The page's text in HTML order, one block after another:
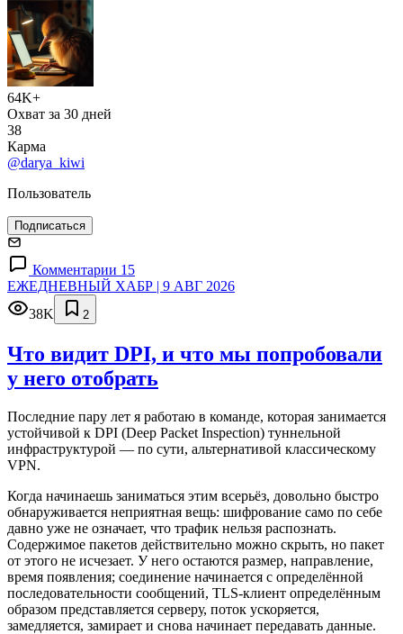
64K+
Охват за 30 дней
38
Карма
@darya_kiwi
Пользователь
Подписаться
Комментарии 15
ЕЖЕДНЕВНЫЙ ХАБР | 9 АВГ 2026
38K
2
Что видит DPI, и что мы попробовали
у него отобрать
Последние пару лет я работаю в команде, которая занимается
устойчивой к DPI (Deep Packet Inspection) туннельной
инфраструктурой — по сути, альтернативой классическому
VPN.
Когда начинаешь заниматься этим всерьёз, довольно быстро
обнаруживается неприятная вещь: шифрование само по себе
давно уже не означает, что трафик нельзя распознать.
Содержимое пакетов действительно можно скрыть, но пакет
от этого не исчезает. У него остаются размер, направление,
время появления; соединение начинается с определённой
последовательности сообщений, TLS-клиент определённым
образом представляется серверу, поток ускоряется,
замедляется, замирает и снова начинает передавать данные.